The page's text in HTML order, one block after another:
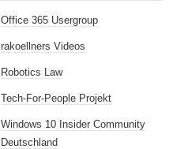
Office 365 Usergroup
rakoellners Videos
Robotics Law
Tech-For-People Projekt
Windows 10 Insider Community
Deutschland